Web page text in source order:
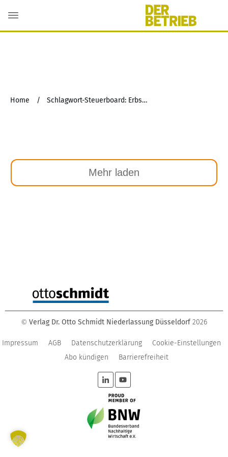
Home / Schlagwort-Steuerboard: Erbschaft-/Schenkungsteuer
Mehr laden
© Verlag Dr. Otto Schmidt Niederlassung Düsseldorf 2026
Impressum AGB Datenschutzerklärung
Cookie-Einstellungen
Abo kündigen
Barrierefreiheit